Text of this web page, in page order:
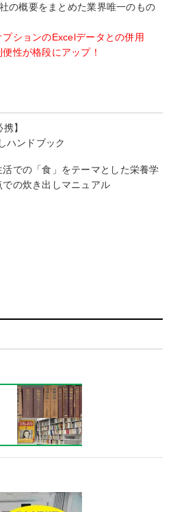
の概要をまとめた業界唯一のもの
プションのExcelデータとの併用
便性が格段にアップ！
】
ハンドブック
活での「食」をテーマとした栄養学
での炊き出しマニュアル